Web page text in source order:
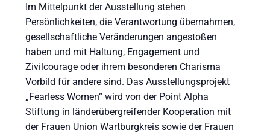
Im Mittelpunkt der Ausstellung stehen
Persönlichkeiten, die Verantwortung übernahmen,
gesellschaftliche Veränderungen angestoßen
haben und mit Haltung, Engagement und
Zivilcourage oder ihrem besonderen Charisma
Vorbild für andere sind. Das Ausstellungsprojekt
„Fearless Women“ wird von der Point Alpha
Stiftung in länderübergreifender Kooperation mit
der Frauen Union Wartburgkreis sowie der Frauen